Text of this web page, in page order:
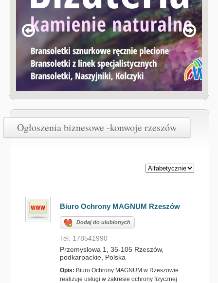
Ogłoszenia biznesowe -konwoje rzeszów
Biuro Ochrony MAGNUM Rzeszów
Dodaj do ulubionych
Tel. 178541990
Przemyslowa 1, 35-105 Rzeszów,
podkarpackie, Polska
Opis: Biuro Ochrony MAGNUM w Rzeszowie
realizuje usługi w zakresie ochrony fizycznej